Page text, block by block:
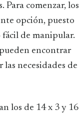
Para comenzar, los
opción, puesto
de manipular.
encontrar
necesidades de
los de 14 x 3 y 16